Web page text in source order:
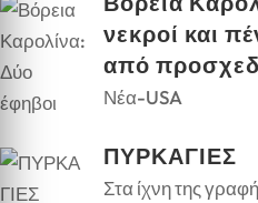
νεκροί και
από
Νέα-USA
ΠΥΡΚΑΓΙΕΣ
Στα ίχνη της